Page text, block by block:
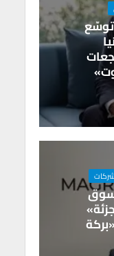
توسّع
3 منتجعات
من «بركة